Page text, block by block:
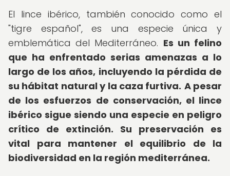
El lince ibérico, también conocido como el
"tigre español", es una especie única y
emblemática del Mediterráneo. Es un felino
que ha enfrentado serias amenazas a lo
largo de los años, incluyendo la pérdida de
su hábitat natural y la caza furtiva. A pesar
de los esfuerzos de conservación, el lince
ibérico sigue siendo una especie en peligro
crítico de extinción. Su preservación es
vital para mantener el equilibrio de la
biodiversidad en la región mediterránea.